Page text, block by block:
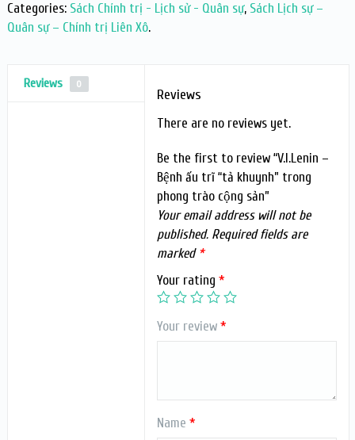
Categories: Sách Chính trị - Lịch sử - Quân sự, Sách Lịch sự –
Quân sự – Chính trị Liên Xô.
Reviews 0
Reviews
There are no reviews yet.
Be the first to review “V.I.Lenin –
Bệnh ấu trĩ “tả khuynh” trong
phong trào cộng sản”
Your email address will not be
published. Required fields are
marked *
Your rating*
Your review*
Name*